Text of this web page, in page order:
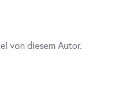
von diesem Autor.